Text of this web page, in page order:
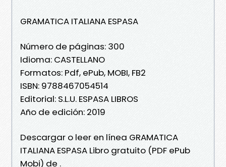
GRAMATICA ITALIANA ESPASA
Número de páginas: 300
Idioma: CASTELLANO
Formatos: Pdf, ePub, MOBI, FB2
ISBN: 9788467054514
Editorial: S.L.U. ESPASA LIBROS
Año de edición: 2019
Descargar o leer en línea GRAMATICA
ITALIANA ESPASA Libro gratuito (PDF ePub
Mobi) de .